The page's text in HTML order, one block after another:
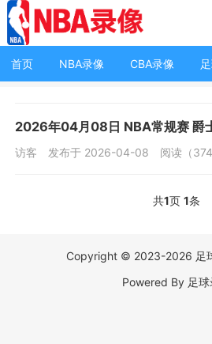
首页 NBA录像 CBA录像
2026年04月08日 NBA常规赛 爵
访客 发布于 2026-04-08 阅读（374
共1页 1条
Copyright © 2023-2026 足
Powered By 足球